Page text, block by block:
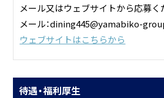
メール又はウェブサイトから応募く
メール：dining445@yamabiko-
ウェブサイトはこちらから
待遇・福利厚生